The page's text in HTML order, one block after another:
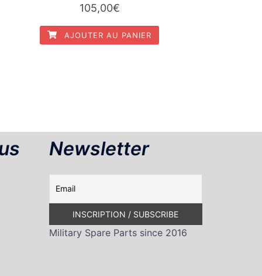
105,00€
AJOUTER AU PANIER
Newsletter
Military Spare Parts since 2016